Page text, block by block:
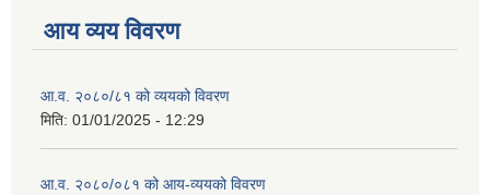
आय व्यय विवरण
आ.व. २०८०/८१ को व्ययको विवरण
मिति: 01/01/2025 - 12:29
आ.व. २०८०/०८१ को आय-व्ययको विवरण